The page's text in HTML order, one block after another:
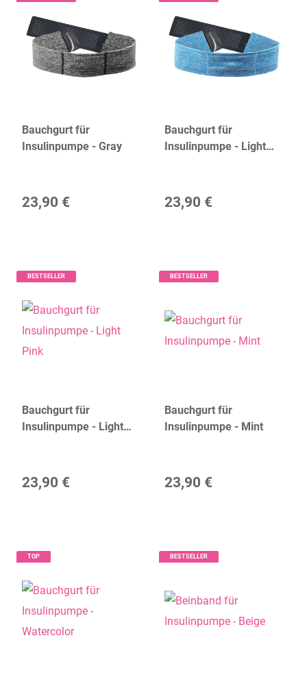
Bauchgurt für
Insulinpumpe - Gray
23,90 €
Bauchgurt für
Insulinpumpe - Light
23,90 €
BESTSELLER
Bauchgurt für
Insulinpumpe - Light
23,90 €
BESTSELLER
Bauchgurt für
Insulinpumpe - Mint
23,90 €
TOP BESTSELLER